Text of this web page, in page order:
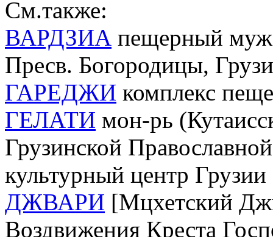
См.также:
ВАРДЗИА пещерный
Пресв. Богородицы,
ГАРЕДЖИ комплекс
ГЕЛАТИ мон-рь
Грузинской
культурный центр Грузии
ДЖВАРИ [Мцхетский
Воздвижения Креста